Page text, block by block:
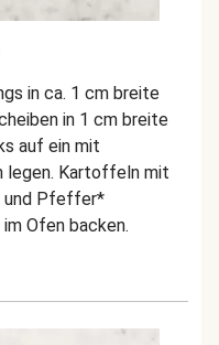
in ca. 1 cm breite
in 1 cm breite
auf ein mit
legen. Kartoffeln mit
und Pfeffer*
Ofen backen.